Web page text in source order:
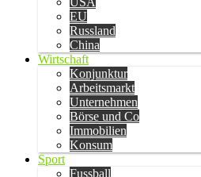
EU
Russland
China
Wirtschaft
Konjunktur
Arbeitsmarkt
Unternehmen
Börse und Co
Immobilien
Konsum
Sport
Fussball